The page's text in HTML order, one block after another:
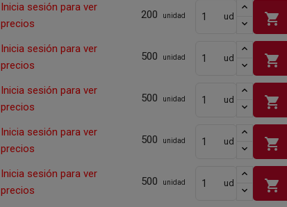
Inicia sesión para ver
precios
200 unidad ud shopping_cart
Inicia sesión para ver
precios
500 unidad ud shopping_cart
Inicia sesión para ver
precios
500 unidad ud shopping_cart
Inicia sesión para ver
precios
500 unidad ud shopping_cart
Inicia sesión para ver
precios
500 unidad ud shopping_cart